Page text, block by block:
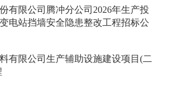
有限公司腾冲分公司2026年生产投
电站挡墙安全隐患整改工程招标公
有限公司生产辅助设施建设项目(二